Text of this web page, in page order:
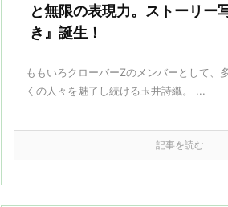
と無限の表現力。ストーリー
き』誕生！
ももいろクローバーZのメンバーとして、
くの人々を魅了し続ける玉井詩織。 ...
記事を読む